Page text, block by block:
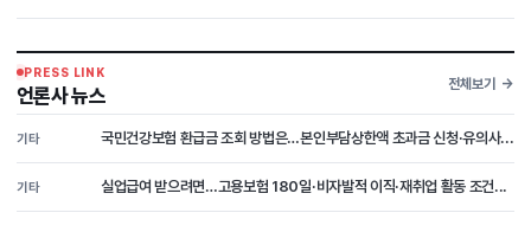
PRESS LINK
언론사 뉴스
전체보기
기타 국민건강보험 환급금 조회 방법은…본인부담상한액 초과금 신청·유의사...
기타 실업급여 받으려면…고용보험 180일·비자발적 이직·재취업 활동 조건...